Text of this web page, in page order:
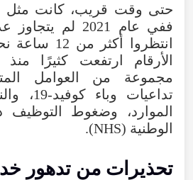
حتى وقت قريب، كانت مثل
ففي عام 2021 لم
مجموعة من العوامل
تداعيات
الموارد، وضغوط التوظيف
الوطنية (NHS).
تحذيرات من تدهور